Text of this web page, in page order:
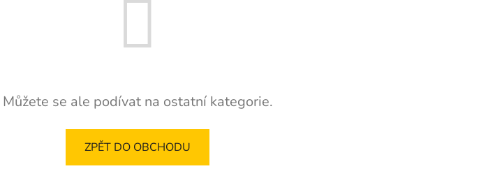
Můžete se ale podívat na ostatní kategorie.
ZPĚT DO OBCHODU